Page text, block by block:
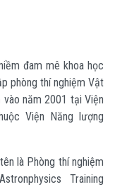
đam mê khoa học
phòng thí nghiệm Vật
năm 2001 tại Viện
Viện Năng lượng
là Phòng thí nghiệm
Training